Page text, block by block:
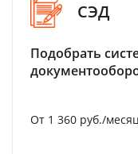
СЭД
Подобрать
От 1 360 руб./